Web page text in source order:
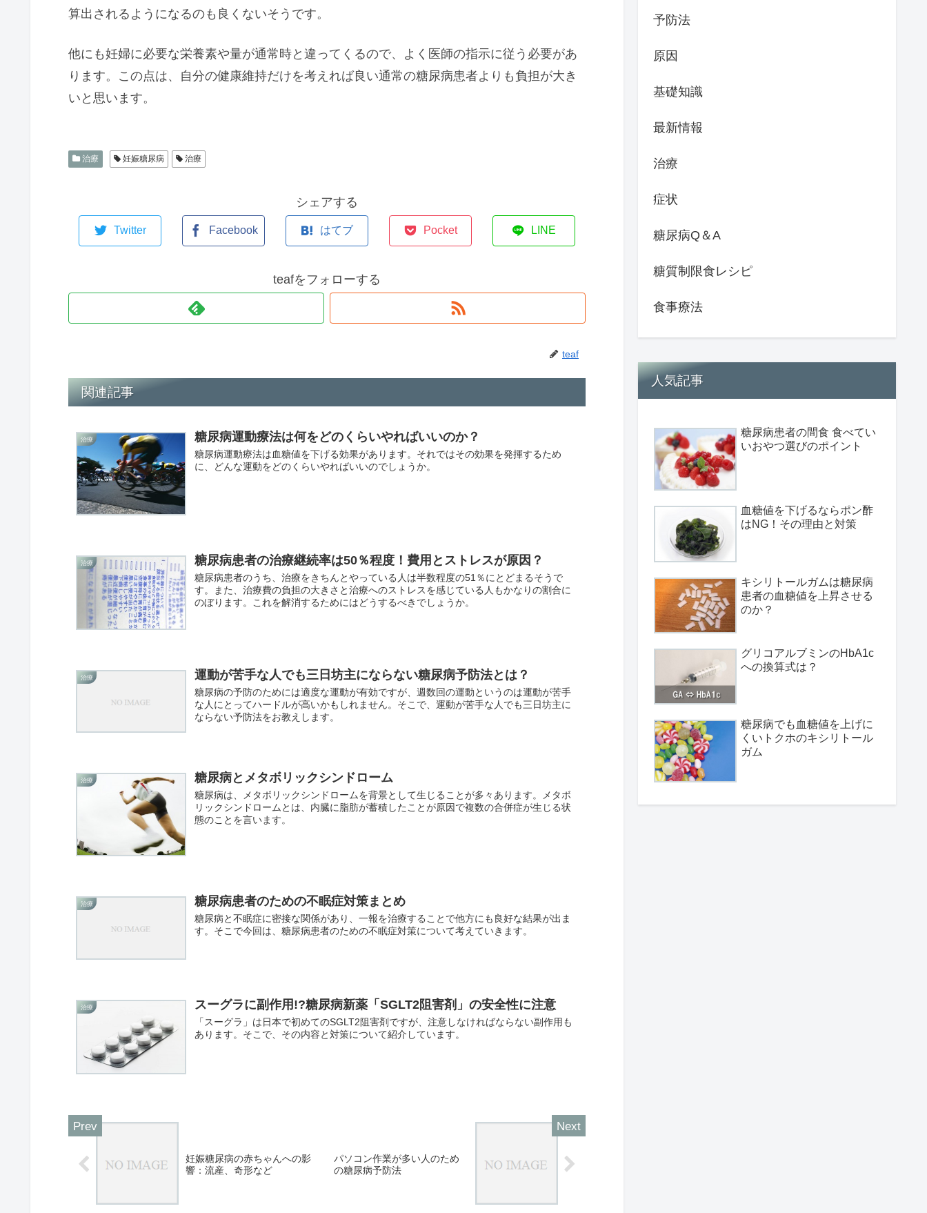
算出されるようになるのも良くないそうです。
他にも妊婦に必要な栄養素や量が通常時と違ってくるので、よく医師の指示に従う必要があ
ります。この点は、自分の健康維持だけを考えれば良い通常の糖尿病患者よりも負担が大き
いと思います。
治療 妊娠糖尿病 治療
シェアする
Twitter Facebook はてブ Pocket LINE
teafをフォローする
teaf
関連記事
治療 糖尿病運動療法は何をどのくらいやればいいのか？
糖尿病運動療法は血糖値を下げる効果があります。それではその効果を発揮するため
に、どんな運動をどのくらいやればいいのでしょうか。
治療 糖尿病患者の治療継続率は50％程度！費用とストレスが原因？
糖尿病患者のうち、治療をきちんとやっている人は半数程度の51％にとどまるそうで
す。また、治療費の負担の大きさと治療へのストレスを感じている人もかなりの割合に
のぼります。これを解消するためにはどうするべきでしょうか。
治療 運動が苦手な人でも三日坊主にならない糖尿病予防法とは？
糖尿病の予防のためには適度な運動が有効ですが、週数回の運動というのは運動が苦手
な人にとってハードルが高いかもしれません。そこで、運動が苦手な人でも三日坊主に
ならない予防法をお教えします。
治療 糖尿病とメタボリックシンドローム
糖尿病は、メタボリックシンドロームを背景として生じることが多々あります。メタボ
リックシンドロームとは、内臓に脂肪が蓄積したことが原因で複数の合併症が生じる状
態のことを言います。
治療 糖尿病患者のための不眠症対策まとめ
糖尿病と不眠症に密接な関係があり、一報を治療することで他方にも良好な結果が出ま
す。そこで今回は、糖尿病患者のための不眠症対策について考えていきます。
治療 スーグラに副作用!?糖尿病新薬「SGLT2阻害剤」の安全性に注意
「スーグラ」は日本で初めてのSGLT2阻害剤ですが、注意しなければならない副作用も
あります。そこで、その内容と対策について紹介しています。
妊娠糖尿病の赤ちゃんへの影
響：流産、奇形など
パソコン作業が多い人のため
の糖尿病予防法
予防法
原因
基礎知識
最新情報
治療
症状
糖尿病Q＆A
糖質制限食レシピ
食事療法
人気記事
糖尿病患者の間食 食べてい
いおやつ選びのポイント
血糖値を下げるならポン酢
はNG！その理由と対策
キシリトールガムは糖尿病
患者の血糖値を上昇させる
のか？
グリコアルブミンのHbA1c
への換算式は？
糖尿病でも血糖値を上げに
くいトクホのキシリトール
ガム